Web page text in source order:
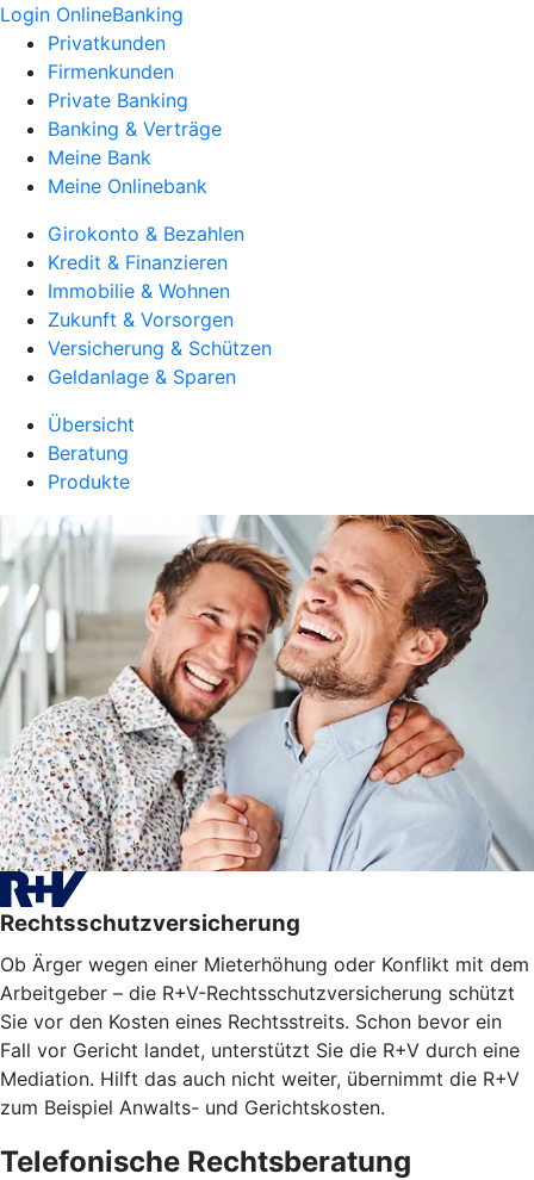
Login OnlineBanking
Privatkunden
Firmenkunden
Private Banking
Banking & Verträge
Meine Bank
Meine Onlinebank
Girokonto & Bezahlen
Kredit & Finanzieren
Immobilie & Wohnen
Zukunft & Vorsorgen
Versicherung & Schützen
Geldanlage & Sparen
Übersicht
Beratung
Produkte
Rechtsschutzversicherung
Ob Ärger wegen einer Mieterhöhung oder Konflikt mit dem
Arbeitgeber – die R+V-Rechtsschutzversicherung schützt
Sie vor den Kosten eines Rechtsstreits. Schon bevor ein
Fall vor Gericht landet, unterstützt Sie die R+V durch eine
Mediation. Hilft das auch nicht weiter, übernimmt die R+V
zum Beispiel Anwalts- und Gerichtskosten.
Telefonische Rechtsberatung